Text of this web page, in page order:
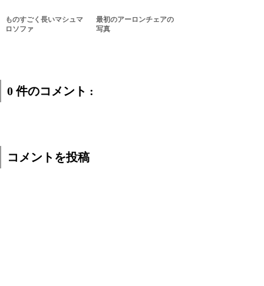
ものすごく長いマシュマ
ロソファ
最初のアーロンチェアの
写真
0 件のコメント :
コメントを投稿